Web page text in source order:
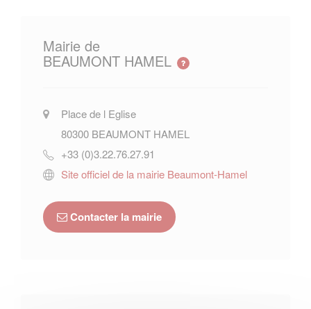
Mairie de
BEAUMONT HAMEL
Place de l Eglise
80300 BEAUMONT HAMEL
+33 (0)3.22.76.27.91
Site officiel de la mairie Beaumont-Hamel
Contacter la mairie